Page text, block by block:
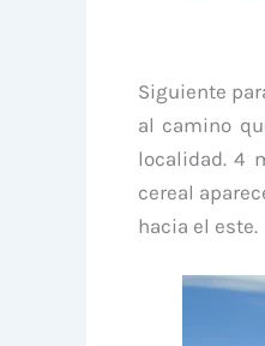
Siguiente
al camino
localidad. 4
cereal
hacia el este.